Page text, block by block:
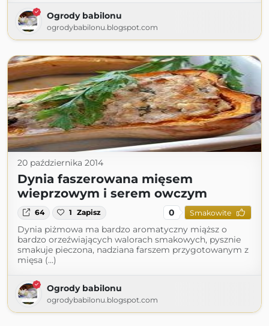
Ogrody babilonu
ogrodybabilonu.blogspot.com
20 października 2014
Dynia faszerowana mięsem
wieprzowym i serem owczym
64 1 Zapisz 0 Smakowite
Dynia piżmowa ma bardzo aromatyczny miąższ o
bardzo orzeźwiających walorach smakowych, pysznie
smakuje pieczona, nadziana farszem przygotowanym z
mięsa (...)
Ogrody babilonu
ogrodybabilonu.blogspot.com